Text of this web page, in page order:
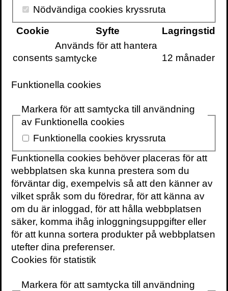
boken här.
Sverker Sörlin är professor i miljöhistoria
vid KTH och författare. Han har under lång
tid intresserat sig för frågor om kultur och
samtiden, bland annat i
kunskapssamhället”.
Har du frågor maila simon@volante.se
ring 0734444736.
Volante
Nödvändiga cookies kryssruta
Cookie
Syfte Lagringstid
consents
Används för att hantera
samtycke
12 månader
Funktionella cookies
Markera för att samtycka till användning
av Funktionella cookies
Funktionella cookies kryssruta
Funktionella cookies behöver placeras för att
webbplatsen ska kunna prestera som du
förväntar dig, exempelvis så att den känner av
vilket språk som du föredrar, för att känna av
om du är inloggad, för att hålla webbplatsen
säker, komma ihåg inloggningsuppgifter eller
för att kunna sortera produkter på webbplatsen
utefter dina preferenser.
Cookies för statistik
Markera för att samtycka till användning